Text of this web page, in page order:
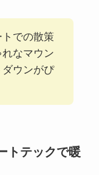
での散策
なマウン
ウンがぴ
トテックで暖